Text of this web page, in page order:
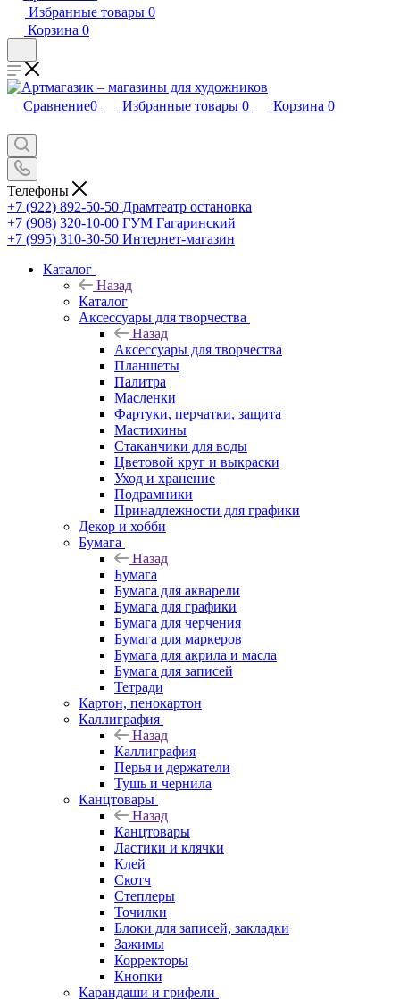
Избранные товары 0
Корзина 0
Сравнение0 Избранные товары 0 Корзина 0
Телефоны
+7 (922) 892-50-50 Драмтеатр остановка
+7 (908) 320-10-00 ГУМ Гагаринский
+7 (995) 310-30-50 Интернет-магазин
Каталог
Назад
Каталог
Аксессуары для творчества
Назад
Аксессуары для творчества
Планшеты
Палитра
Масленки
Фартуки, перчатки, защита
Мастихины
Стаканчики для воды
Цветовой круг и выкраски
Уход и хранение
Подрамники
Принадлежности для графики
Декор и хобби
Бумага
Назад
Бумага
Бумага для акварели
Бумага для графики
Бумага для черчения
Бумага для маркеров
Бумага для акрила и масла
Бумага для записей
Тетради
Картон, пенокартон
Каллиграфия
Назад
Каллиграфия
Перья и держатели
Тушь и чернила
Канцтовары
Назад
Канцтовары
Ластики и клячки
Клей
Скотч
Степлеры
Точилки
Блоки для записей, закладки
Зажимы
Корректоры
Кнопки
Карандаши и грифели